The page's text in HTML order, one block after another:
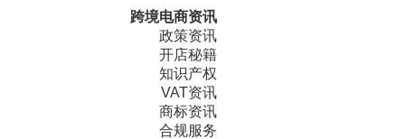
跨境电商资讯
政策资讯
开店秘籍
知识产权
VAT资讯
商标资讯
合规服务